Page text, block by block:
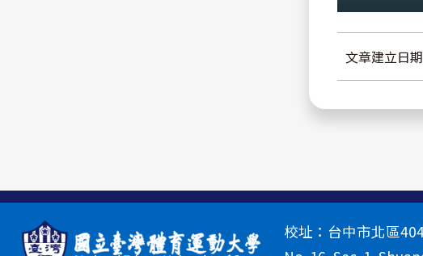
文章建立日
校址：台中市北區